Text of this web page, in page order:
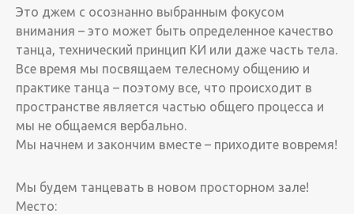
Это джем с осознанно выбранным фокусом
внимания – это может быть определенное качество
танца, технический принцип КИ или даже часть тела.
Все время мы посвящаем телесному общению и
практике танца – поэтому все, что происходит в
пространстве является частью общего процесса и
мы не общаемся вербально.
Мы начнем и закончим вместе – приходите вовремя!
Мы будем танцевать в новом просторном зале!
Место: